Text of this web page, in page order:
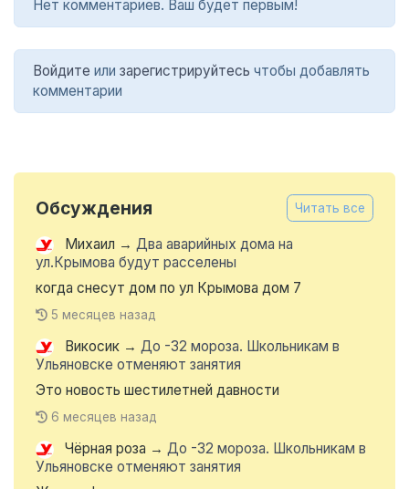
Нет комментариев. Ваш будет первым!
Войдите или зарегистрируйтесь чтобы добавлять
комментарии
Обсуждения Читать все
Михаил → Два аварийных дома на
ул.Крымова будут расселены
когда снесут дом по ул Крымова дом 7
5 месяцев назад
Викосик → До -32 мороза. Школьникам в
Ульяновске отменяют занятия
Это новость шестилетней давности
6 месяцев назад
Чёрная роза → До -32 мороза. Школьникам в
Ульяновске отменяют занятия